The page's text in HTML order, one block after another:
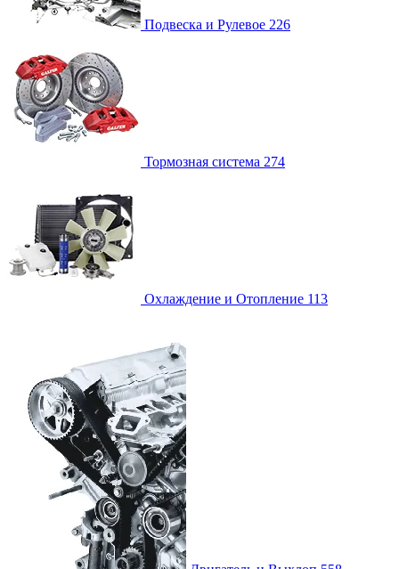
Подвеска и Рулевое 226
Тормозная система 274
Охлаждение и Отопление 113